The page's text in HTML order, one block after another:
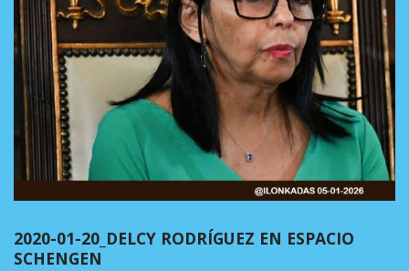
2020-01-20_DELCY RODRÍGUEZ EN ESPACIO
SCHENGEN